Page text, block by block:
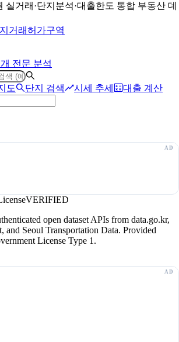
실거래·단지분석·대출한도 통합 부동산 데
거래허가구역
전문 분석
도 단지 검색 시세 추세
대출 계산
VERIFIED
open dataset APIs from data.go.kr,
Seoul Transportation Data. Provided
License Type 1.